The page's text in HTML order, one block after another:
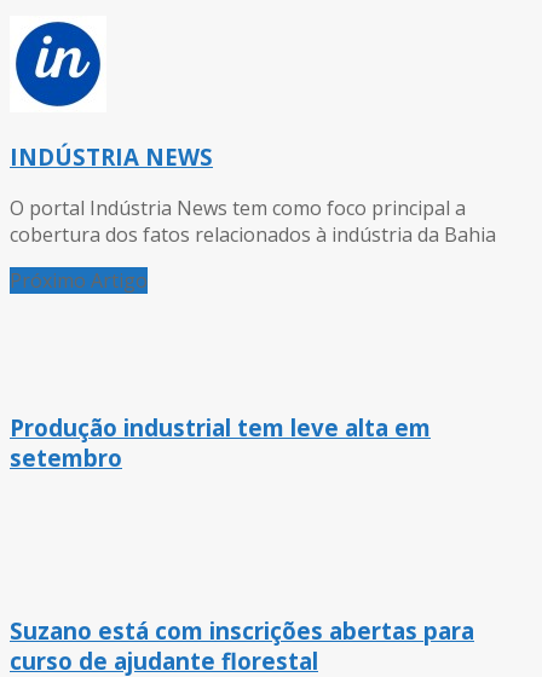
INDÚSTRIA NEWS
O portal Indústria News tem como foco principal a
cobertura dos fatos relacionados à indústria da Bahia
Próximo Artigo
Produção industrial tem leve alta em
setembro
Suzano está com inscrições abertas para
curso de ajudante florestal